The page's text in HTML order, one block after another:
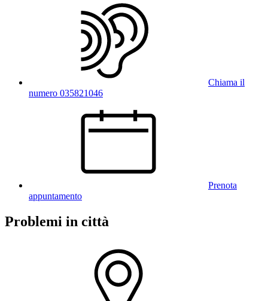
Chiama il
numero 035821046
Prenota
appuntamento
Problemi in città